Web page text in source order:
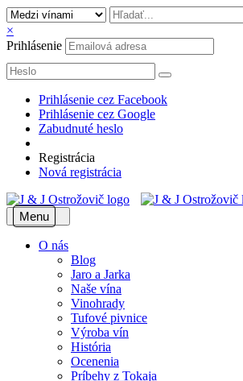
×
Prihlásenie
Prihlásenie cez Facebook
Prihlásenie cez Google
Zabudnuté heslo
Registrácia
Nová registrácia
Menu
O nás
Blog
Jaro a Jarka
Naše vína
Vinohrady
Tufové pivnice
Výroba vín
História
Ocenenia
Príbehy z Tokaja